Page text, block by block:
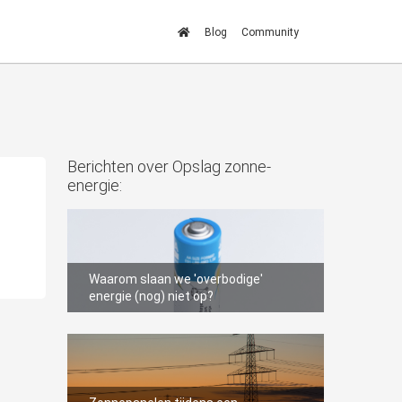
Blog Community
Berichten over Opslag zonne-
energie:
Waarom slaan we 'overbodige'
energie (nog) niet op?
35